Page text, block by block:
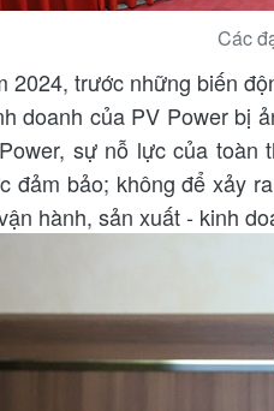
Các
2024, trước những biến
doanh của PV Power bị
sự nỗ lực của toàn
đảm bảo; không để xảy
hành, sản xuất - kinh